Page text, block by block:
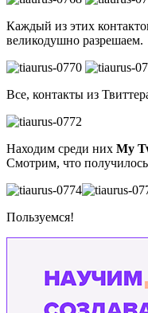
Каждый из этих
великодушно разрешаем.
Все, контакты из
Находим среди них My
Смотрим, что
Пользуемся!